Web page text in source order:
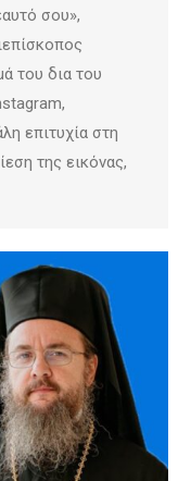
σου»,
του δια του
επιτυχία στη
της εικόνας,